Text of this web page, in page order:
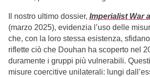
Il nostro ultimo dossier, Imperialist War
(marzo 2025), evidenzia l’uso delle
che, con la loro stessa esistenza,
riflette ciò che Douhan ha scoperto nel
duramente i gruppi più vulnerabili.
misure coercitive unilaterali: lungi